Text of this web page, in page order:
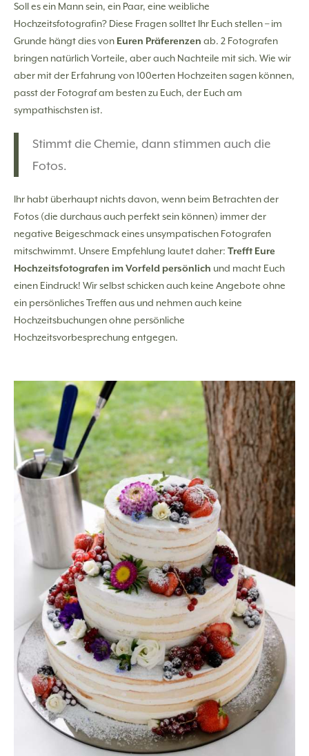
Soll es ein Mann sein, ein Paar, eine weibliche
Hochzeitsfotografin? Diese Fragen solltet Ihr Euch stellen – im
Grunde hängt dies von Euren Präferenzen ab. 2 Fotografen
bringen natürlich Vorteile, aber auch Nachteile mit sich. Wie wir
aber mit der Erfahrung von 100erten Hochzeiten sagen können,
passt der Fotograf am besten zu Euch, der Euch am
sympathischsten ist.
Stimmt die Chemie, dann stimmen auch die
Fotos.
Ihr habt überhaupt nichts davon, wenn beim Betrachten der
Fotos (die durchaus auch perfekt sein können) immer der
negative Beigeschmack eines unsympatischen Fotografen
mitschwimmt. Unsere Empfehlung lautet daher: Trefft Eure
Hochzeitsfotografen im Vorfeld persönlich und macht Euch
einen Eindruck! Wir selbst schicken auch keine Angebote ohne
ein persönliches Treffen aus und nehmen auch keine
Hochzeitsbuchungen ohne persönliche
Hochzeitsvorbesprechung entgegen.